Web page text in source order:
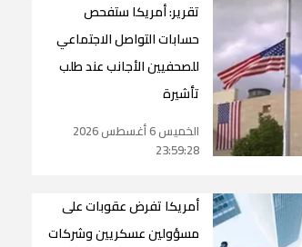
تقرير: أمريكا ستفحص
حسابات التواصل الاجتماعي
للصحفيين الأجانب عند طلب
تأشيرة
الخميس 6 أغسطس 2026
23:59:28
أمريكا تفرض عقوبات على
مسؤولين عسكريين وشركات